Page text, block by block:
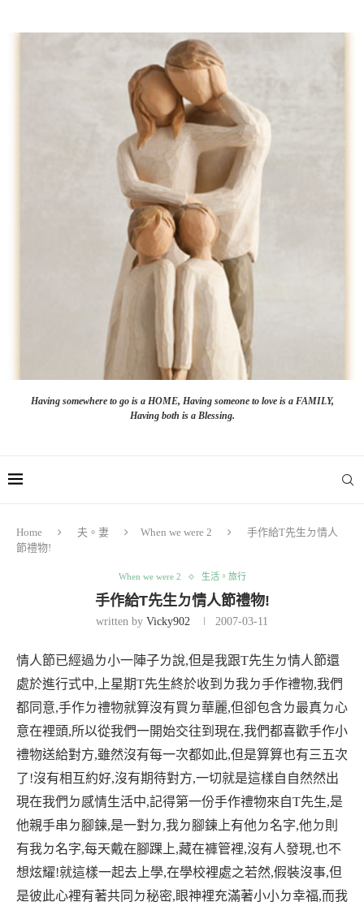
Having somewhere to go is a HOME, Having someone to love is a FAMILY,
Having both is a Blessing.
Home 夫。妻 When we were 2
手作給T先生ㄉ情人
節禮物!
When we were 2 生活。旅行
手作給T先生ㄉ情人節禮物!
written by Vicky902 2007-03-11
情人節已經過ㄌ小一陣子ㄌ說,但是我跟T先生ㄉ情人節還
處於進行式中, 上星期T先生終於收到ㄌ我ㄉ手作禮物,我們
都同意,手作ㄉ禮物就算沒有買ㄉ華麗,但卻包含ㄌ最真ㄉ心
意在裡頭,所以從我們一開始交往到現在,我們都喜歡手作小
禮物送給對方,雖然沒有每一次都如此,但是算算也有三五次
了!沒有相互約好,沒有期待對方,一切就是這樣自自然然出
現在我們ㄉ感情生活中,記得第一份手作禮物來自T先生,是
他親手串ㄉ腳鍊,是一對ㄉ,我ㄉ腳鍊上有他ㄉ名字,他ㄉ則
有我ㄉ名字,每天戴在腳踝上,藏在褲管裡,沒有人發現,也不
想炫耀!就這樣一起去上學,在學校裡處之若然,假裝沒事,但
是彼此心裡有著共同ㄉ秘密,眼神裡充滿著小小ㄉ幸福,而我